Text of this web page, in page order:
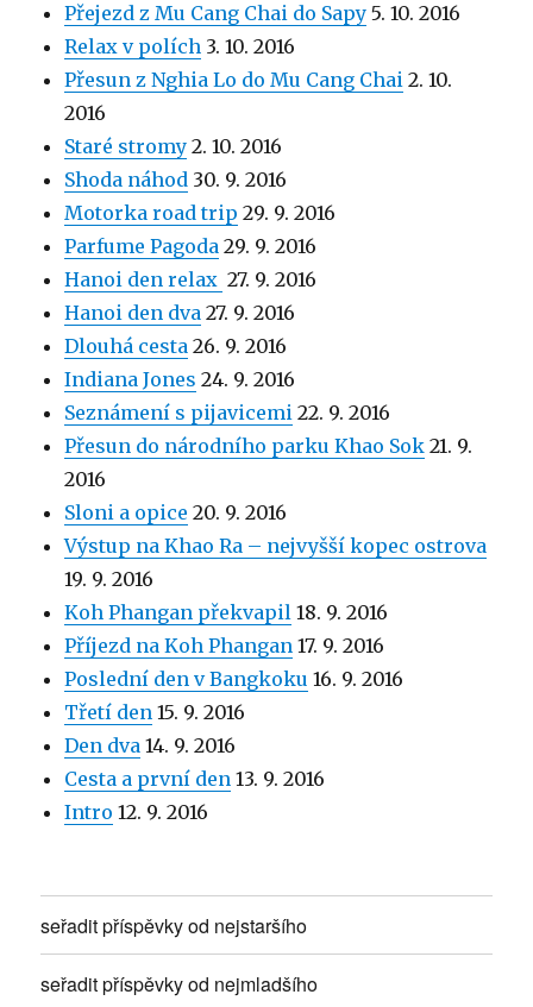
Přejezd z Mu Cang Chai do Sapy 5. 10. 2016
Relax v polích 3. 10. 2016
Přesun z Nghia Lo do Mu Cang Chai 2. 10.
2016
Staré stromy 2. 10. 2016
Shoda náhod 30. 9. 2016
Motorka road trip 29. 9. 2016
Parfume Pagoda 29. 9. 2016
Hanoi den relax 27. 9. 2016
Hanoi den dva 27. 9. 2016
Dlouhá cesta 26. 9. 2016
Indiana Jones 24. 9. 2016
Seznámení s pijavicemi 22. 9. 2016
Přesun do národního parku Khao Sok 21. 9.
2016
Sloni a opice 20. 9. 2016
Výstup na Khao Ra – nejvyšší kopec ostrova
19. 9. 2016
Koh Phangan překvapil 18. 9. 2016
Příjezd na Koh Phangan 17. 9. 2016
Poslední den v Bangkoku 16. 9. 2016
Třetí den 15. 9. 2016
Den dva 14. 9. 2016
Cesta a první den 13. 9. 2016
Intro 12. 9. 2016
seřadit příspěvky od nejstaršího
seřadit příspěvky od nejmladšího